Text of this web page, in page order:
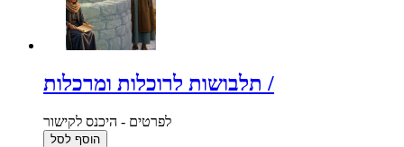
תלבושות לרוכלות ומרכלות /
לפרטים - היכנס לקישור
הוסף לסל